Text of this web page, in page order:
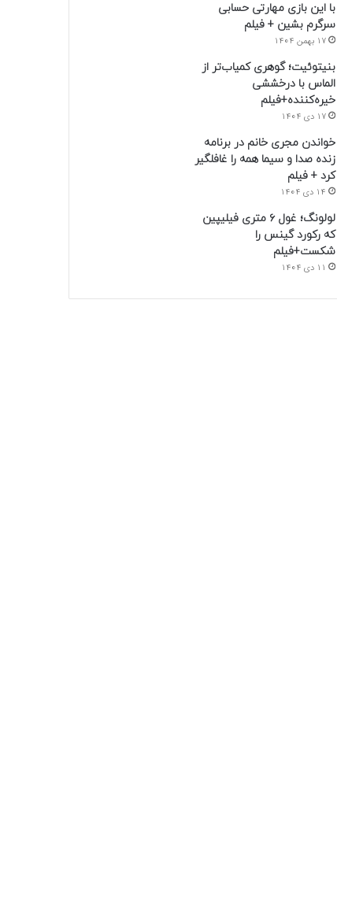
با این بازی مهارتی حسابی
سرگرم بشین + فیلم
17 بهمن 1404
بنیتوئیت؛ گوهری کمیاب‌تر از
الماس با درخششی
خیره‌کننده+فیلم
17 دی 1404
خواندن مجری خانم در برنامه
زنده صدا و سیما همه را غافلگیر
کرد + فیلم
14 دی 1404
لولونگ؛ غول ۶ متری فیلیپین
که رکورد گینس را
شکست+فیلم
11 دی 1404